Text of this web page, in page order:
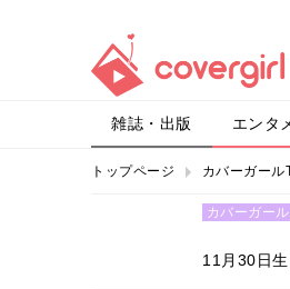
雑誌・出版 エンタ
トップページ カバーガール
カバーガール
11月30日